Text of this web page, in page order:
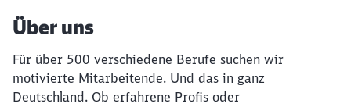
Über uns
Für über 500 verschiedene Berufe suchen wir
motivierte Mitarbeitende. Und das in ganz
Deutschland. Ob erfahrene Profis oder